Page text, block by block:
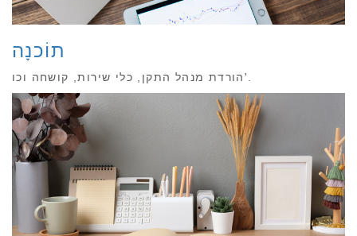
תוֹכנָה
הורדת מנהל התקן, כלי שירות, קושחה וכו'.